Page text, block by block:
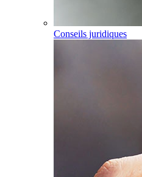
Conseils juridiques